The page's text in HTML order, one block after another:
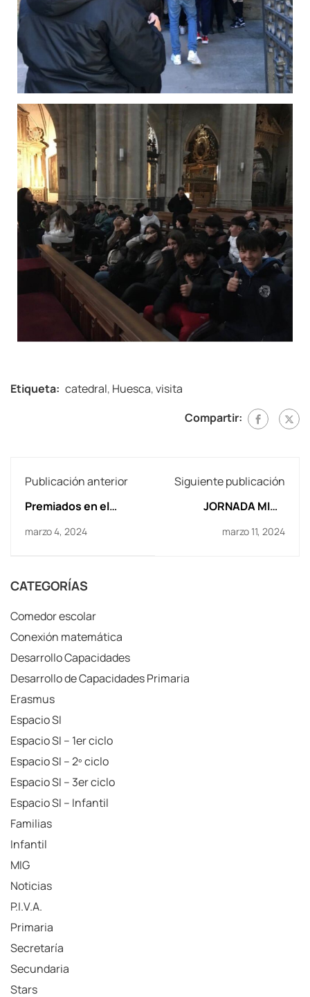
Etiqueta: catedral, Huesca,visita
Compartir:
Publicación anterior
Premiados en el
Internacional de la
marzo 4, 2024
Siguiente publicación
JORNADA MIG -
DISCAPACIDAD
marzo 11, 2024
CATEGORÍAS
Comedor escolar
Conexión matemática
Desarrollo Capacidades
Desarrollo de Capacidades Primaria
Erasmus
Espacio SI
Espacio SI – 1er ciclo
Espacio SI – 2º ciclo
Espacio SI – 3er ciclo
Espacio SI – Infantil
Familias
Infantil
MIG
Noticias
P.I.V.A.
Primaria
Secretaría
Secundaria
Stars